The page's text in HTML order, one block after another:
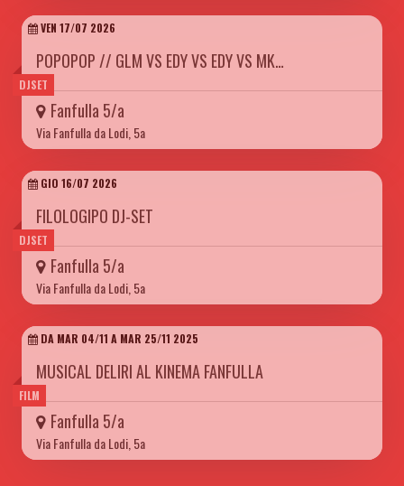
DJSET
VEN 17/07 2026
POPOPOP // GLM VS EDY VS EDY VS MK…
Fanfulla 5/a
Via Fanfulla da Lodi, 5a
DJSET
GIO 16/07 2026
FILOLOGIPO DJ-SET
Fanfulla 5/a
Via Fanfulla da Lodi, 5a
FILM
DA MAR 04/11 A MAR 25/11 2025
MUSICAL DELIRI AL KINEMA FANFULLA
Fanfulla 5/a
Via Fanfulla da Lodi, 5a